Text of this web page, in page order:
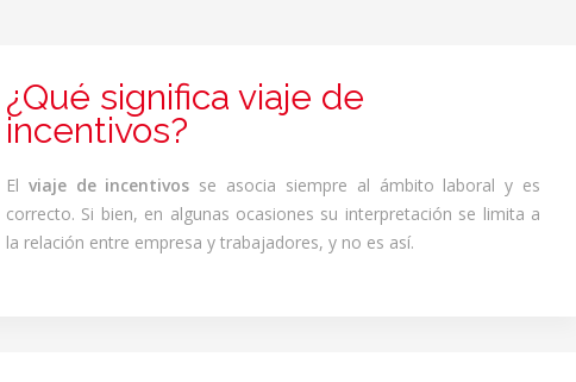
¿Qué significa viaje de
incentivos?
El viaje de incentivos se asocia siempre al ámbito laboral y es
correcto. Si bien, en algunas ocasiones su interpretación se limita a
la relación entre empresa y trabajadores, y no es así.